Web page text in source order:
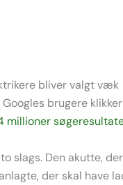
bliver valgt væk
brugere
millioner
slags. Den akutte,
der skal have